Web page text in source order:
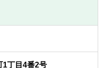
能、また一律10万円の手当
登用実績あり
～5日/週（在宅勤務メイン、
や海外グループ会社拠点の
ジネスの高度化、複雑化
1丁目4番2号